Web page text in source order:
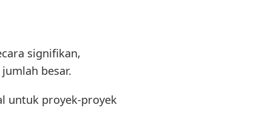
signifikan,
besar.
untuk proyek-proyek